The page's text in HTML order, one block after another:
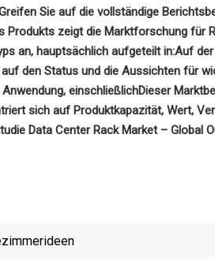
Sie auf die vollständige
Produkts zeigt die Marktforschung für
an, hauptsächlich aufgeteilt in:Auf
den Status und die Aussichten für
einschließlichDieser
sich auf Produktkapazität, Wert,
Data Center Rack Market – Global